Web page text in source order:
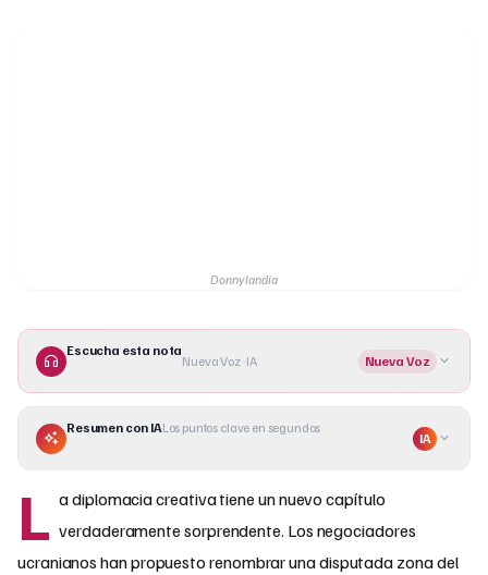
Donnylandia
Escucha esta nota
Nueva Voz · IA Nueva Voz
Resumen con IALos puntos clave en segundos
IA
L a diplomacia creativa tiene un nuevo capítulo
verdaderamente sorprendente. Los negociadores
ucranianos han propuesto renombrar una disputada zona del